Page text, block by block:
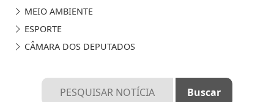
MEIO AMBIENTE
ESPORTE
CÂMARA DOS DEPUTADOS